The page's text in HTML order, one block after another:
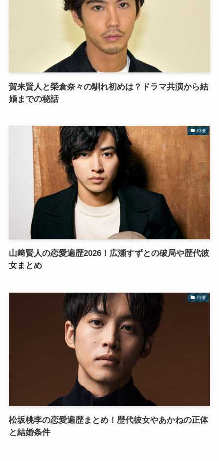
賀来賢人と榮倉奈々の馴れ初めは？ドラマ共演から結
婚までの秘話
俳優
山﨑賢人の恋愛遍歴2026！広瀬すずとの破局や歴代彼
女まとめ
俳優
松坂桃李の恋愛遍歴まとめ！歴代彼女やあかねの正体
と結婚条件